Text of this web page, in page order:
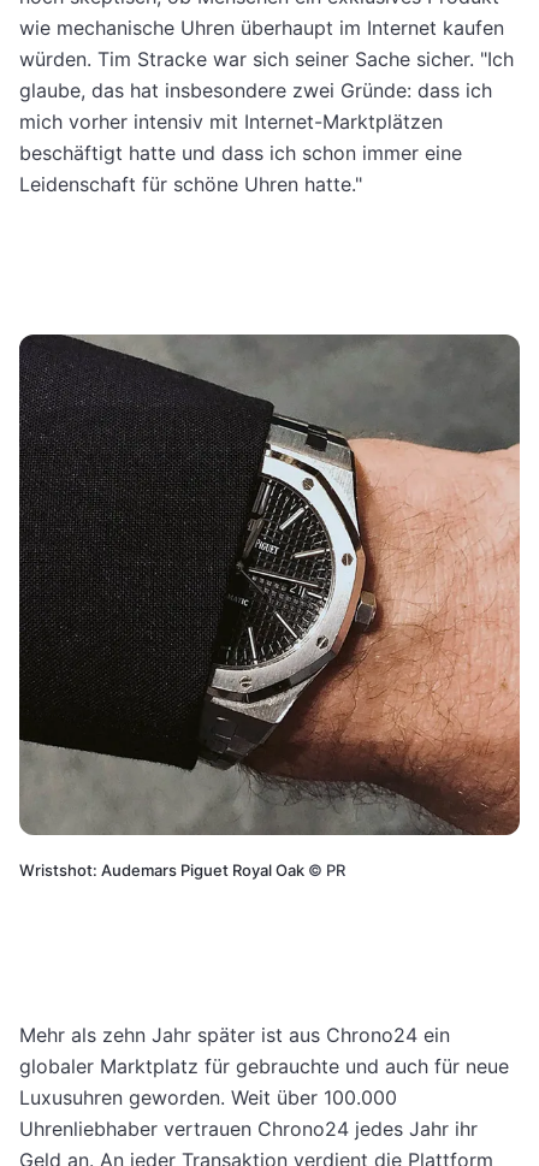
wie mechanische Uhren überhaupt im Internet kaufen
würden. Tim Stracke war sich seiner Sache sicher. "Ich
glaube, das hat insbesondere zwei Gründe: dass ich
mich vorher intensiv mit Internet-Marktplätzen
beschäftigt hatte und dass ich schon immer eine
Leidenschaft für schöne Uhren hatte."
Wristshot: Audemars Piguet Royal Oak © PR
Mehr als zehn Jahr später ist aus Chrono24 ein
globaler Marktplatz für gebrauchte und auch für neue
Luxusuhren geworden. Weit über 100.000
Uhrenliebhaber vertrauen Chrono24 jedes Jahr ihr
Geld an. An jeder Transaktion verdient die Plattform